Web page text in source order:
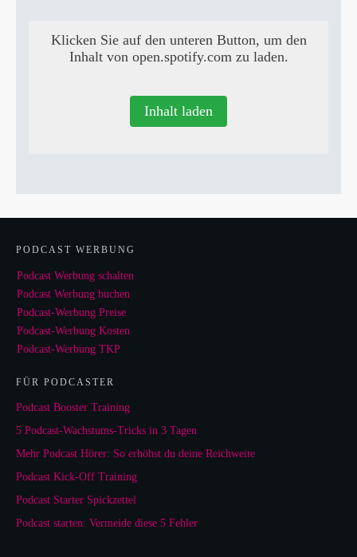
Klicken Sie auf den unteren Button, um den
Inhalt von open.spotify.com zu laden.
Inhalt laden
PODCAST WERBUNG
Podcast Werbung schalten
Podcast Werbung buchen
Podcast-Werbung Preise
Podcast-Werbung Kosten
Podcast-Werbung TKP
FÜR PODCASTER
Podcast Booster Training
5 Podcast-Wachstums-Tricks in 3 Tagen
Mehr Podcast Hörer: So erhöhst du deine Reichweite
Podcast Kick-Off Training
Podcast Starter Spickzettel
Podcast starten: Vermeide diese 5 Fehler